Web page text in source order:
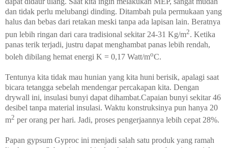
dan tidak perlu melubangi dinding. Ditambah pula permukaan yang
halus dan bebas dari retakan meski tanpa ada lapisan lain. Beratnya
pun lebih ringan dari cara tradisional sekitar 24-31 Kg/m2. Ketika
panas terik terjadi, justru dapat menghambat panas lebih rendah,
boleh dibilang hemat energi K = 0,17 Watt/moC.
Tentunya kita tidak mau hunian yang kita huni berisik, apalagi saat
bicara tetangga sebelah mendengar percakapan kita. Dengan
drywall ini, insulasi bunyi dapat dihambat.Capaian bunyi sekitar 46
desibel tanpa material insulasi. Waktu konstruksinya pun hanya 20
m2 per orang per hari. Jadi, proses pengerjaannya lebih cepat 28%.
Papan gypsum Gyproc ini menjadi salah satu produk yang ramah